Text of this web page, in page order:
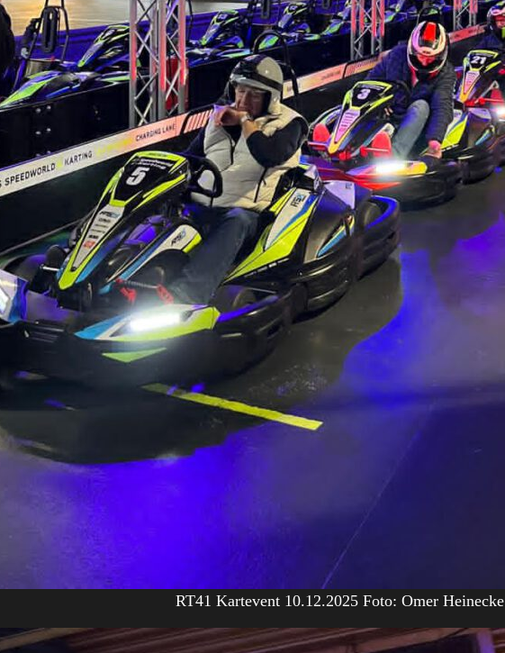
RT41 Kartevent 10.12.2025 Foto: Omer Heinecke